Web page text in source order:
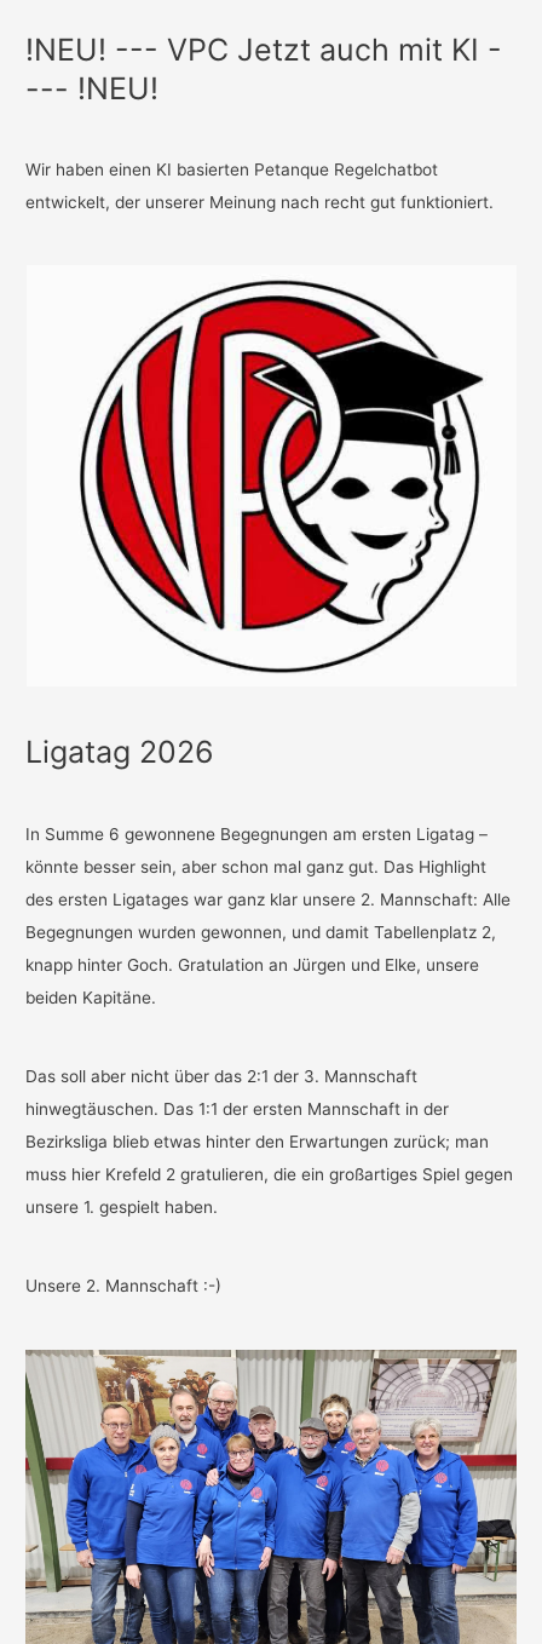
!NEU! --- VPC Jetzt auch mit KI -
--- !NEU!
Wir haben einen KI basierten Petanque Regelchatbot
entwickelt, der unserer Meinung nach recht gut funktioniert.
Ligatag 2026
In Summe 6 gewonnene Begegnungen am ersten Ligatag –
könnte besser sein, aber schon mal ganz gut. Das Highlight
des ersten Ligatages war ganz klar unsere 2. Mannschaft: Alle
Begegnungen wurden gewonnen, und damit Tabellenplatz 2,
knapp hinter Goch. Gratulation an Jürgen und Elke, unsere
beiden Kapitäne.
Das soll aber nicht über das 2:1 der 3. Mannschaft
hinwegtäuschen. Das 1:1 der ersten Mannschaft in der
Bezirksliga blieb etwas hinter den Erwartungen zurück; man
muss hier Krefeld 2 gratulieren, die ein großartiges Spiel gegen
unsere 1. gespielt haben.
Unsere 2. Mannschaft :-)